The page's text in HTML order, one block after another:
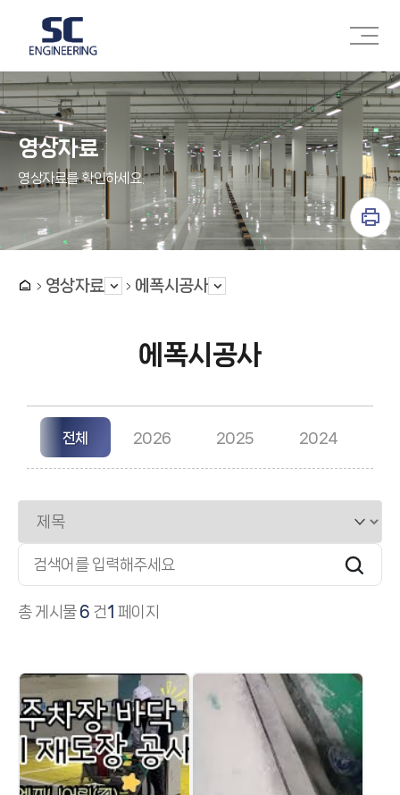
영상자료
영상자료를 확인하세요.
영상자료 에폭시공사
에폭시공사
전체 2026 2025 2024
총 게시물 6 건1 페이지
검색어 필수